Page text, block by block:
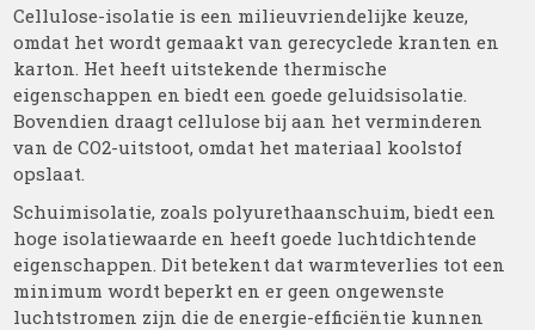
Cellulose-isolatie is een milieuvriendelijke keuze,
omdat het wordt gemaakt van gerecyclede kranten en
karton. Het heeft uitstekende thermische
eigenschappen en biedt een goede geluidsisolatie.
Bovendien draagt cellulose bij aan het verminderen
van de CO2-uitstoot, omdat het materiaal koolstof
opslaat.
Schuimisolatie, zoals polyurethaanschuim, biedt een
hoge isolatiewaarde en heeft goede luchtdichtende
eigenschappen. Dit betekent dat warmteverlies tot een
minimum wordt beperkt en er geen ongewenste
luchtstromen zijn die de energie-efficiëntie kunnen